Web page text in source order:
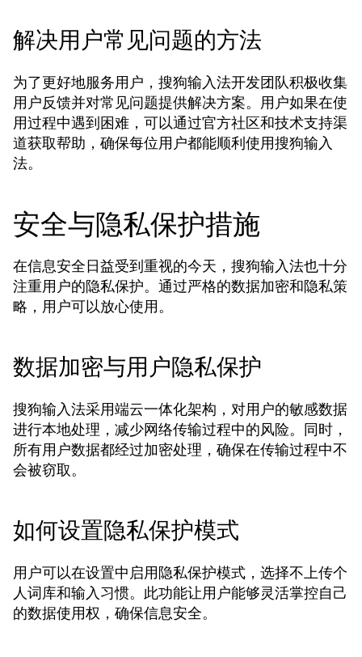
解决用户常见问题的方法
为了更好地服务用户，搜狗输入法开发团队积极收集
用户反馈并对常见问题提供解决方案。用户如果在使
用过程中遇到困难，可以通过官方社区和技术支持渠
道获取帮助，确保每位用户都能顺利使用搜狗输入
法。
安全与隐私保护措施
在信息安全日益受到重视的今天，搜狗输入法也十分
注重用户的隐私保护。通过严格的数据加密和隐私策
略，用户可以放心使用。
数据加密与用户隐私保护
搜狗输入法采用端云一体化架构，对用户的敏感数据
进行本地处理，减少网络传输过程中的风险。同时，
所有用户数据都经过加密处理，确保在传输过程中不
会被窃取。
如何设置隐私保护模式
用户可以在设置中启用隐私保护模式，选择不上传个
人词库和输入习惯。此功能让用户能够灵活掌控自己
的数据使用权，确保信息安全。